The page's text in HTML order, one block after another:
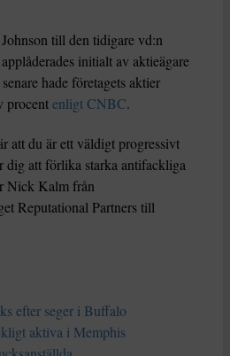
till den tidigare vd:n
initialt av aktieägare
hade företagets aktier
procentenligt CNBC.
att du är ett väldigt progressivt
dig att förlika starka antifackliga
Nick Kalm från
Reputational Partners till
efter seger i Buffalo
aktiva i Memphis